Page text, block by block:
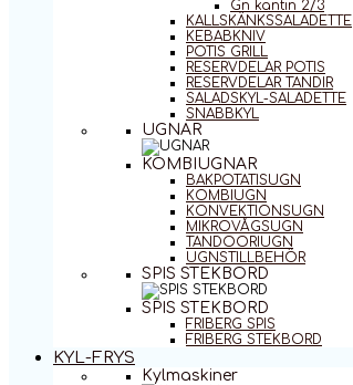
Gn kantin 2/3
KALLSKÄNKSSALADETTE
KEBABKNIV
POTIS GRILL
RESERVDELAR POTIS
RESERVDELAR TANDIR
SALADSKYL-SALADETTE
SNABBKYL
UGNAR
KOMBIUGNAR
BAKPOTATISUGN
KOMBIUGN
KONVEKTIONSUGN
MIKROVÅGSUGN
TANDOORIUGN
UGNSTILLBEHÖR
SPIS STEKBORD
SPIS STEKBORD
FRIBERG SPIS
FRIBERG STEKBORD
KYL-FRYS
Kylmaskiner